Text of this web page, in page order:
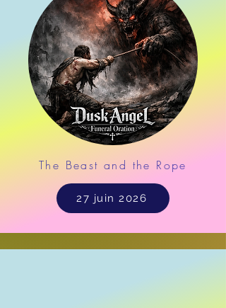
The Beast and the Rope
27 juin 2026